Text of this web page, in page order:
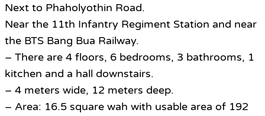
Next to Phaholyothin Road.
Near the 11th Infantry Regiment Station and near
the BTS Bang Bua Railway.
– There are 4 floors, 6 bedrooms, 3 bathrooms, 1
kitchen and a hall downstairs.
– 4 meters wide, 12 meters deep.
– Area: 16.5 square wah with usable area of 192